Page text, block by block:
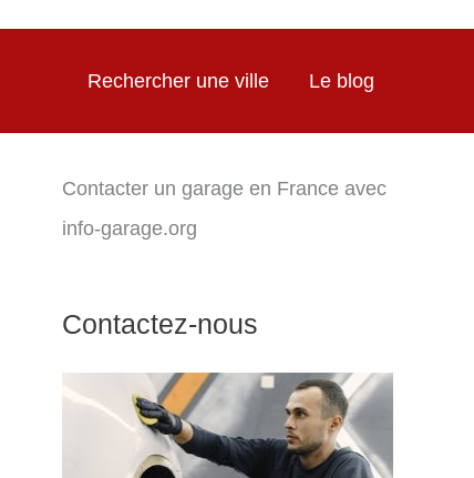
Rechercher une ville Le blog
Contacter un garage en France avec
info-garage.org
Contactez-nous